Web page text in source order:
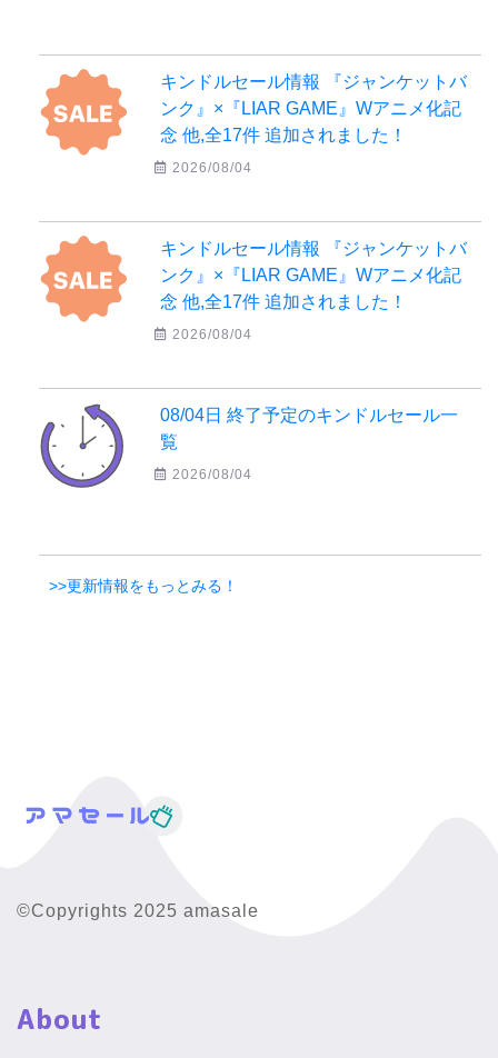
キンドルセール情報 『ジャンケットバ
ンク』×『LIAR GAME』Wアニメ化記
念 他,全17件 追加されました！
2026/08/04
キンドルセール情報 『ジャンケットバ
ンク』×『LIAR GAME』Wアニメ化記
念 他,全17件 追加されました！
2026/08/04
08/04日 終了予定のキンドルセール一
覧
2026/08/04
>>更新情報をもっとみる！
©Copyrights 2025 amasale
About